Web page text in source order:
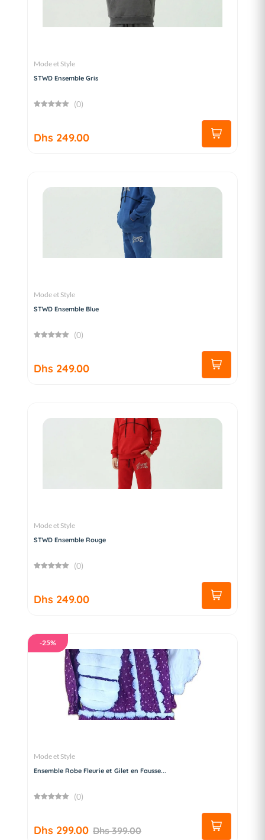
Mode et Style
STWD Ensemble Gris
(0)
Dhs 249.00
Mode et Style
STWD Ensemble Blue
(0)
Dhs 249.00
Mode et Style
STWD Ensemble Rouge
(0)
Dhs 249.00
-25%
Mode et Style
Ensemble Robe Fleurie et Gilet en Fausse...
(0)
Dhs 299.00 Dhs 399.00